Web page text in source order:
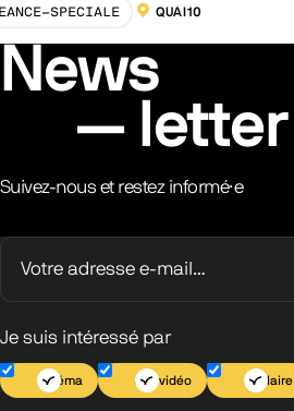
SPECIALE LOCALISATION :
QUAI10
News
letter
Suivez-nous et restez informé·e
Je suis intéressé par
Cinéma Jeu vidéo Scolaire